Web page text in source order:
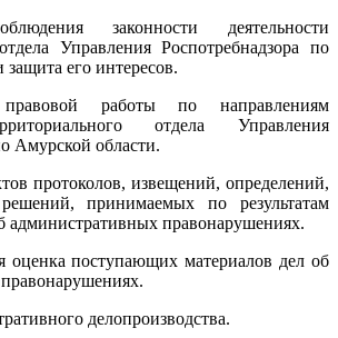
законности деятельности
Управления Роспотребнадзора по
его интересов.
правовой работы по направлениям
отдела Управления
Амурской области.
протоколов, извещений, определений,
принимаемых по результатам
административных правонарушениях.
оценка поступающих материалов дел об
делопроизводства.